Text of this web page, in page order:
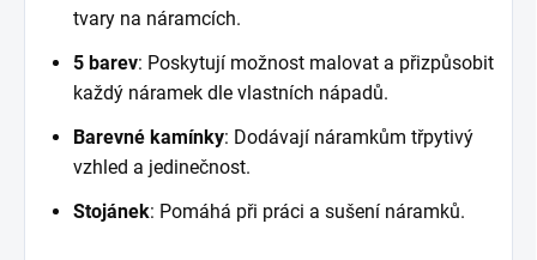
tvary na náramcích.
5 barev: Poskytují možnost malovat a přizpůsobit
každý náramek dle vlastních nápadů.
Barevné kamínky: Dodávají náramkům třpytivý
vzhled a jedinečnost.
Stojánek: Pomáhá při práci a sušení náramků.